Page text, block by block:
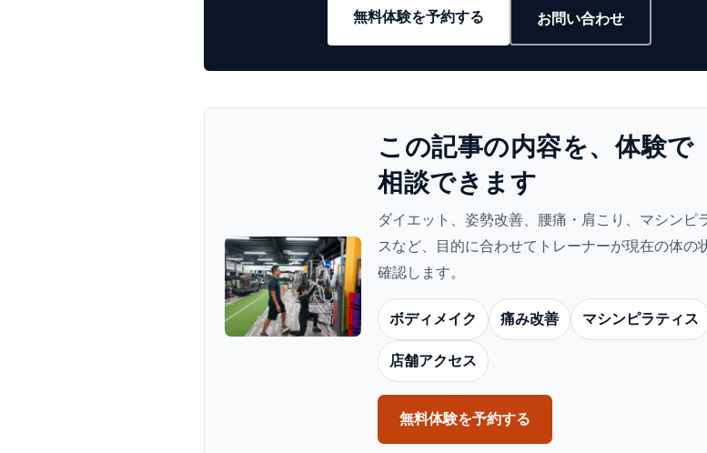
無料体験を予約する お問い合わせ
この​記事の​内容を、​体験で​
相談できます
ダイエット、姿勢改善、腰痛・肩こり、マシンピ
スなど、目的に合わせてトレーナーが現在の体の
確認します。
ボディメイク 痛み改善 マシンピラティス
店舗アクセス
無料体験を予約する